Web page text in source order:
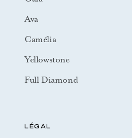
Ava
Camélia
Yellowstone
Full Diamond
LÉGAL